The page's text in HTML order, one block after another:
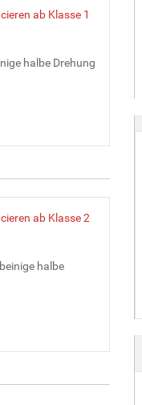
ab Klasse 1
halbe Drehung
ab Klasse 2
halbe